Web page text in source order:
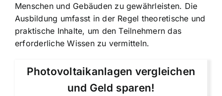
Menschen und Gebäuden zu gewährleisten. Die
Ausbildung umfasst in der Regel theoretische und
praktische Inhalte, um den Teilnehmern das
erforderliche Wissen zu vermitteln.
Photovoltaikanlagen vergleichen
und Geld sparen!